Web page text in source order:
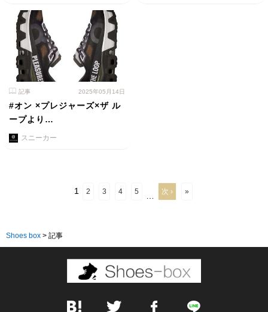
記事 2025年05月14日
#オン ×プレジャーズ×ザ ル
ープより…
スニーカー
1 2 3 4 5 次 › »
Shoes box > 記事